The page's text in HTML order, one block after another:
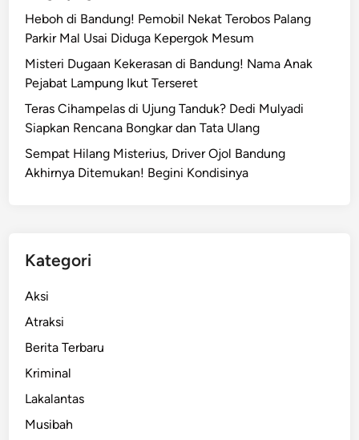
B
a
n
d
u
n
k
h
y
a
a
t
,
T
Heboh di Bandung! Pemobil Nekat Terobos Palang
Parkir Mal Usai Diduga Kepergok Mesum
Misteri Dugaan Kekerasan di Bandung! Nama Anak
Pejabat Lampung Ikut Terseret
Teras Cihampelas di Ujung Tanduk? Dedi Mulyadi
Siapkan Rencana Bongkar dan Tata Ulang
Sempat Hilang Misterius, Driver Ojol Bandung
Akhirnya Ditemukan! Begini Kondisinya
Kategori
Aksi
Atraksi
Berita Terbaru
Kriminal
Lakalantas
Musibah